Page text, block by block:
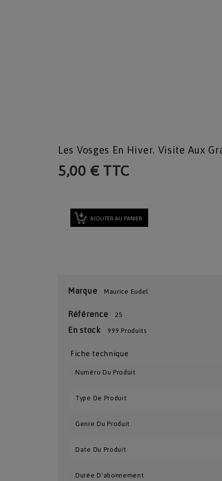
Les Vosges En Hiver. Visite Aux
5,00 € TTC
AJOUTER AU PANIER
Marque Maurice Eudel
Référence 25
En stock 999 Produits
Fiche technique
Numéro Du Produit
Type De Produit
Genre Du Produit
Date Du Produit
Durée D'abonnement